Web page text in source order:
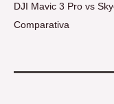
DJI Mavic 3 Pro vs
Comparativa